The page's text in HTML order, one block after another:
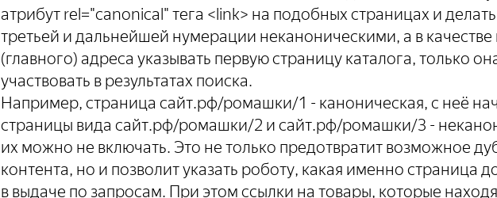
атрибут rel="canonical" тега <link> на подобных страницах и
третьей и дальнейшей нумерации неканоническими, а в
(главного) адреса указывать первую страницу каталога, только
участвовать в результатах поиска.
Например, страница сайт.рф/ромашки/1 - каноническая, с неё
страницы вида сайт.рф/ромашки/2 и сайт.рф/ромашки/3 -
их можно не включать. Это не только предотвратит возможное
контента, но и позволит указать роботу, какая именно страница
в выдаче по запросам. При этом ссылки на товары, которые